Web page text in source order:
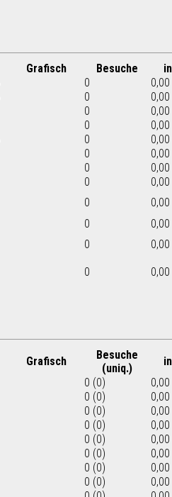
Grafisch Besuche
0
0,00
0
0,00
0
0,00
0
0,00
0
0,00
0
0,00
0
0,00
0
0,00
0
0,00
0
0,00
0
0,00
0 0,00
Grafisch
Besuche
(uniq.)
0 (0)
0,00
0 (0)
0,00
0 (0)
0,00
0 (0)
0,00
0 (0)
0,00
0 (0)
0,00
0 (0)
0,00
0 (0)
0,00